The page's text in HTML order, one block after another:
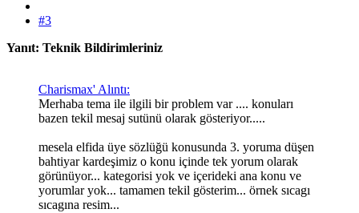
#3
Yanıt: Teknik Bildirimleriniz
Charismax' Alıntı:
Merhaba tema ile ilgili bir problem var .... konuları
bazen tekil mesaj sutünü olarak gösteriyor.....
mesela elfida üye sözlüğü konusunda 3. yoruma düşen
bahtiyar kardeşimiz o konu içinde tek yorum olarak
görünüyor... kategorisi yok ve içerideki ana konu ve
yorumlar yok... tamamen tekil gösterim... örnek sıcagı
sıcagına resim...